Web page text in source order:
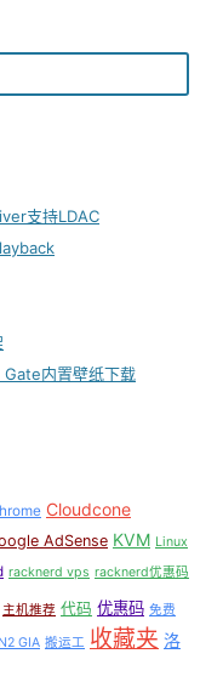
支持LDAC
内置壁纸下载
Cloudcone
AdSense KVM Linux
racknerd vps racknerd优惠码
主机推荐 代码 优惠码 免费
GIA 搬运工 收藏夹 洛